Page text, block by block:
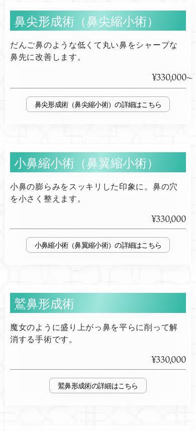
鼻尖形成術（鼻尖縮小術）
だんご鼻のような低くて丸い鼻をシャープな
鼻先に改善します。
¥330,000
鼻尖形成術（鼻尖縮小術）
小鼻縮小術（鼻翼縮小術）
小鼻の膨らみをスッキリした印象に。鼻の穴
を小さく整えます。
¥330,000
小鼻縮小術（鼻翼縮小術）
鷲鼻形成術
魔女のように盛り上がっ鼻を平らに削って解
消する手術です。
¥330,000
鷲鼻形成術